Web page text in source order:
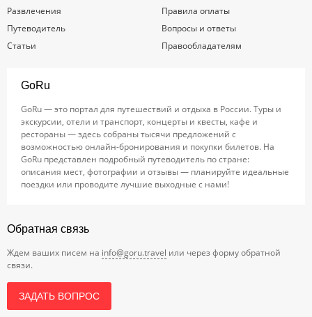
Развлечения
Путеводитель
Статьи
Правила оплаты
Вопросы и ответы
Правообладателям
GoRu
GoRu — это портал для путешествий и отдыха в России. Туры и
экскурсии, отели и транспорт, концерты и квесты, кафе и
рестораны — здесь собраны тысячи предложений с
возможностью онлайн-бронирования и покупки билетов. На
GoRu представлен подробный путеводитель по стране:
описания мест, фотографии и отзывы — планируйте идеальные
поездки или проводите лучшие выходные с нами!
Обратная связь
Ждем ваших писем на info@goru.travel или через форму обратной
связи.
ЗАДАТЬ ВОПРОС